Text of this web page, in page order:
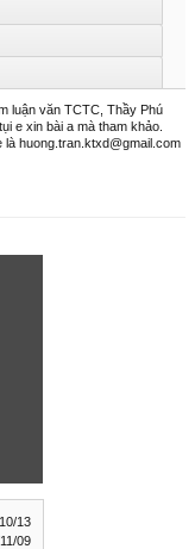
13
09
luận văn TCTC, Thầy Phú
e xin bài a mà tham khảo.
là huong.tran.ktxd@gmail.com